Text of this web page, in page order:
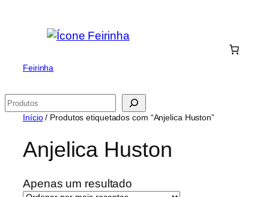
Feirinha
Pesquisar
Início/ Produtos etiquetados com “Anjelica Huston”
Anjelica Huston
Apenas um resultado